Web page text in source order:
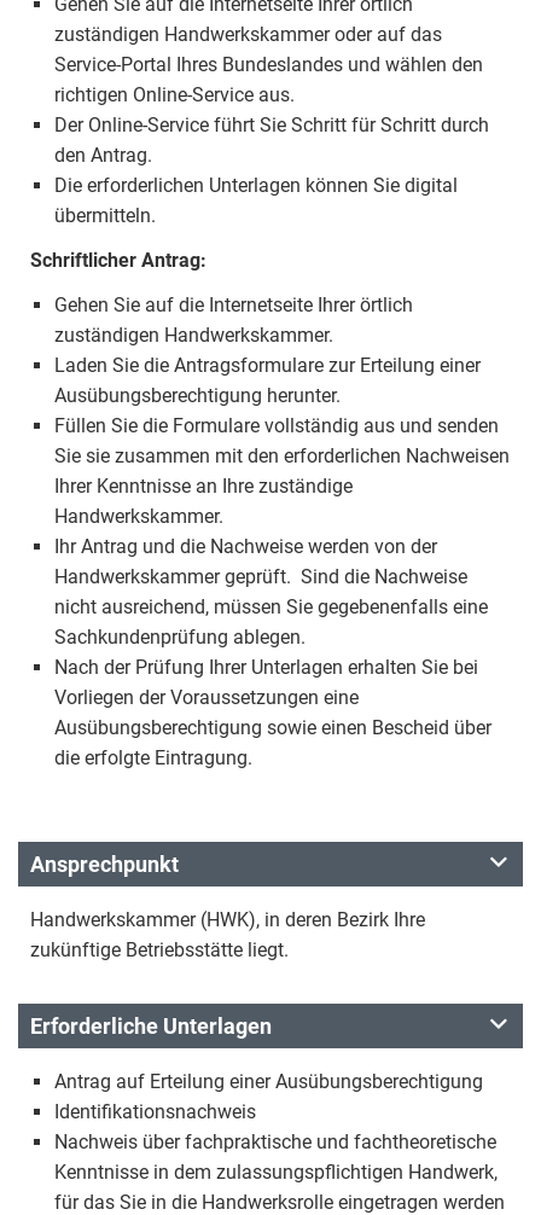
zuständigen Handwerkskammer oder auf das
Service-Portal Ihres Bundeslandes und wählen den
richtigen Online-Service aus.
Der Online-Service führt Sie Schritt für Schritt durch
den Antrag.
Die erforderlichen Unterlagen können Sie digital
übermitteln.
Schriftlicher Antrag:
Gehen Sie auf die Internetseite Ihrer örtlich
zuständigen Handwerkskammer.
Laden Sie die Antragsformulare zur Erteilung einer
Ausübungsberechtigung herunter.
Füllen Sie die Formulare vollständig aus und senden
Sie sie zusammen mit den erforderlichen Nachweisen
Ihrer Kenntnisse an Ihre zuständige
Handwerkskammer.
Ihr Antrag und die Nachweise werden von der
Handwerkskammer geprüft. Sind die Nachweise
nicht ausreichend, müssen Sie gegebenenfalls eine
Sachkundenprüfung ablegen.
Nach der Prüfung Ihrer Unterlagen erhalten Sie bei
Vorliegen der Voraussetzungen eine
Ausübungsberechtigung sowie einen Bescheid über
die erfolgte Eintragung.
Ansprechpunkt
Handwerkskammer (HWK), in deren Bezirk Ihre
zukünftige Betriebsstätte liegt.
Erforderliche Unterlagen
Antrag auf Erteilung einer Ausübungsberechtigung
Identifikationsnachweis
Nachweis über fachpraktische und fachtheoretische
Kenntnisse in dem zulassungspflichtigen Handwerk,
für das Sie in die Handwerksrolle eingetragen werden